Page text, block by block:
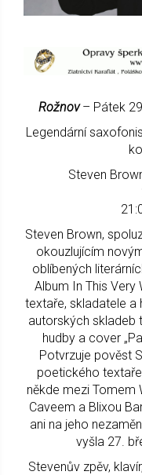
Rožnov – Pátek
Legendární
Steven
Steven Brown,
okouzlujícím
oblíbených
Album In This
textaře, skladatele a
autorských skladeb
hudby a cover
Potvrzuje pověst
poetického
někde mezi Tomem
Caveem a Blixou
ani na jeho
vyšla 27.
Stevenův zpěv,